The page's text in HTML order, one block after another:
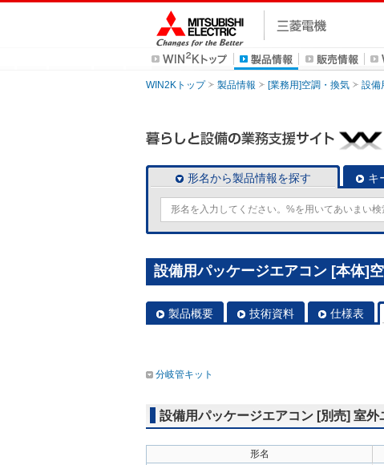
WIN2Kトップ 製品情報 [業務用]空調・換気 設備
形名から製品情報を探す キ
設備用パッケージエアコン [本体]
製品概要 技術資料 仕様表
分岐管キット
設備用パッケージエアコン [別売] 室外
形名